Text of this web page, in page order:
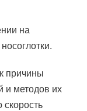
на
причины
и методов их